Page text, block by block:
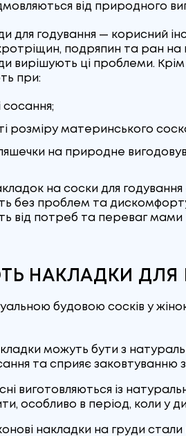
від природного
для годування — корисний
подряпин та ран
вирішують ці проблеми.
при:
сосання;
розміру материнського
на природне
на соски для
без проблем та
від потреб та переваг мами
НАКЛАДКИ
будовою сосків у
можуть бути з
та сприяє заковтуванню
виготовляються із
особливо в період, коли у
накладки на груди